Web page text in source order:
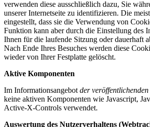
verwenden diese ausschließlich dazu, Sie
unserer Internetseite zu identifizieren. Die
eingestellt, dass sie die Verwendung von
Funktion kann aber durch die Einstellung des
Ihnen für die laufende Sitzung oder dauerhaft
Nach Ende Ihres Besuches werden diese
wieder von Ihrer Festplatte gelöscht.
Aktive Komponenten
Im Informationsangebot der
keine aktiven Komponenten wie Javascript,
Active-X-Controls verwendet.
Auswertung des Nutzerverhaltens